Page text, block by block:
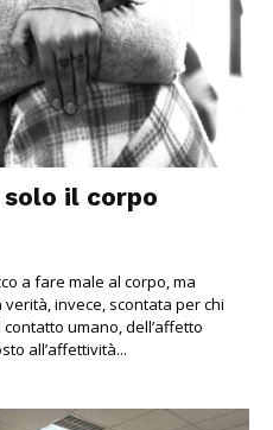
il corpo
a fare male al corpo, ma
umano, dell’affetto
all’affettività...